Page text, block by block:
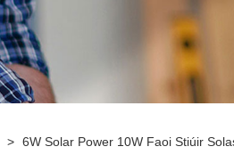
> 6W Solar Power 10W Faoi Stiúir